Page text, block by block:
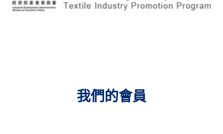
我們的會員